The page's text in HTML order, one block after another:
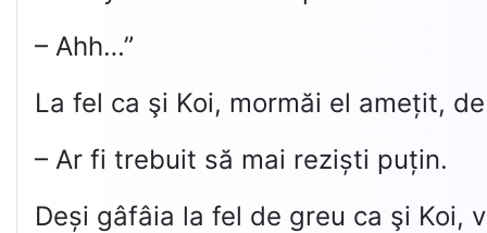
– Ahh…”
La fel ca şi Koi, mormăi el amețit,
– Ar fi trebuit să mai reziști puțin.
Deși gâfâia la fel de greu ca şi Koi,